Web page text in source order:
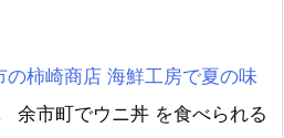
の柿崎商店 海鮮工房で夏の味
余市町でウニ丼 を食べられる